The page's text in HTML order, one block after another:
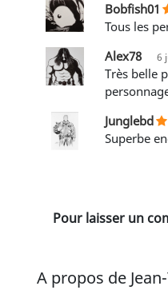
Bobfish01
Tous les
Alex78
6
Très belle planche. Malgré son âge, elle reste très moderne dans sa construction, son encrage et le design des
Junglebd
Superbe
Pour laisser un
A propos de